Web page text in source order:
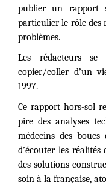
publier un rapport
particulier le rôle des
problèmes.
Les rédacteurs se
copier/coller d’un
1997.
Ce rapport hors-sol
pire des analyses
médecins des
d’écouter les
des solutions
soin à la française,